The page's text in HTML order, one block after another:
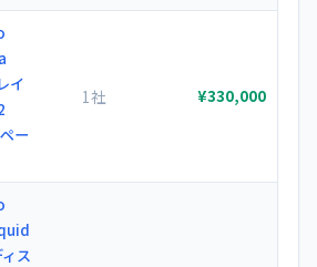
イ
ー
1社 ¥330,000
ス